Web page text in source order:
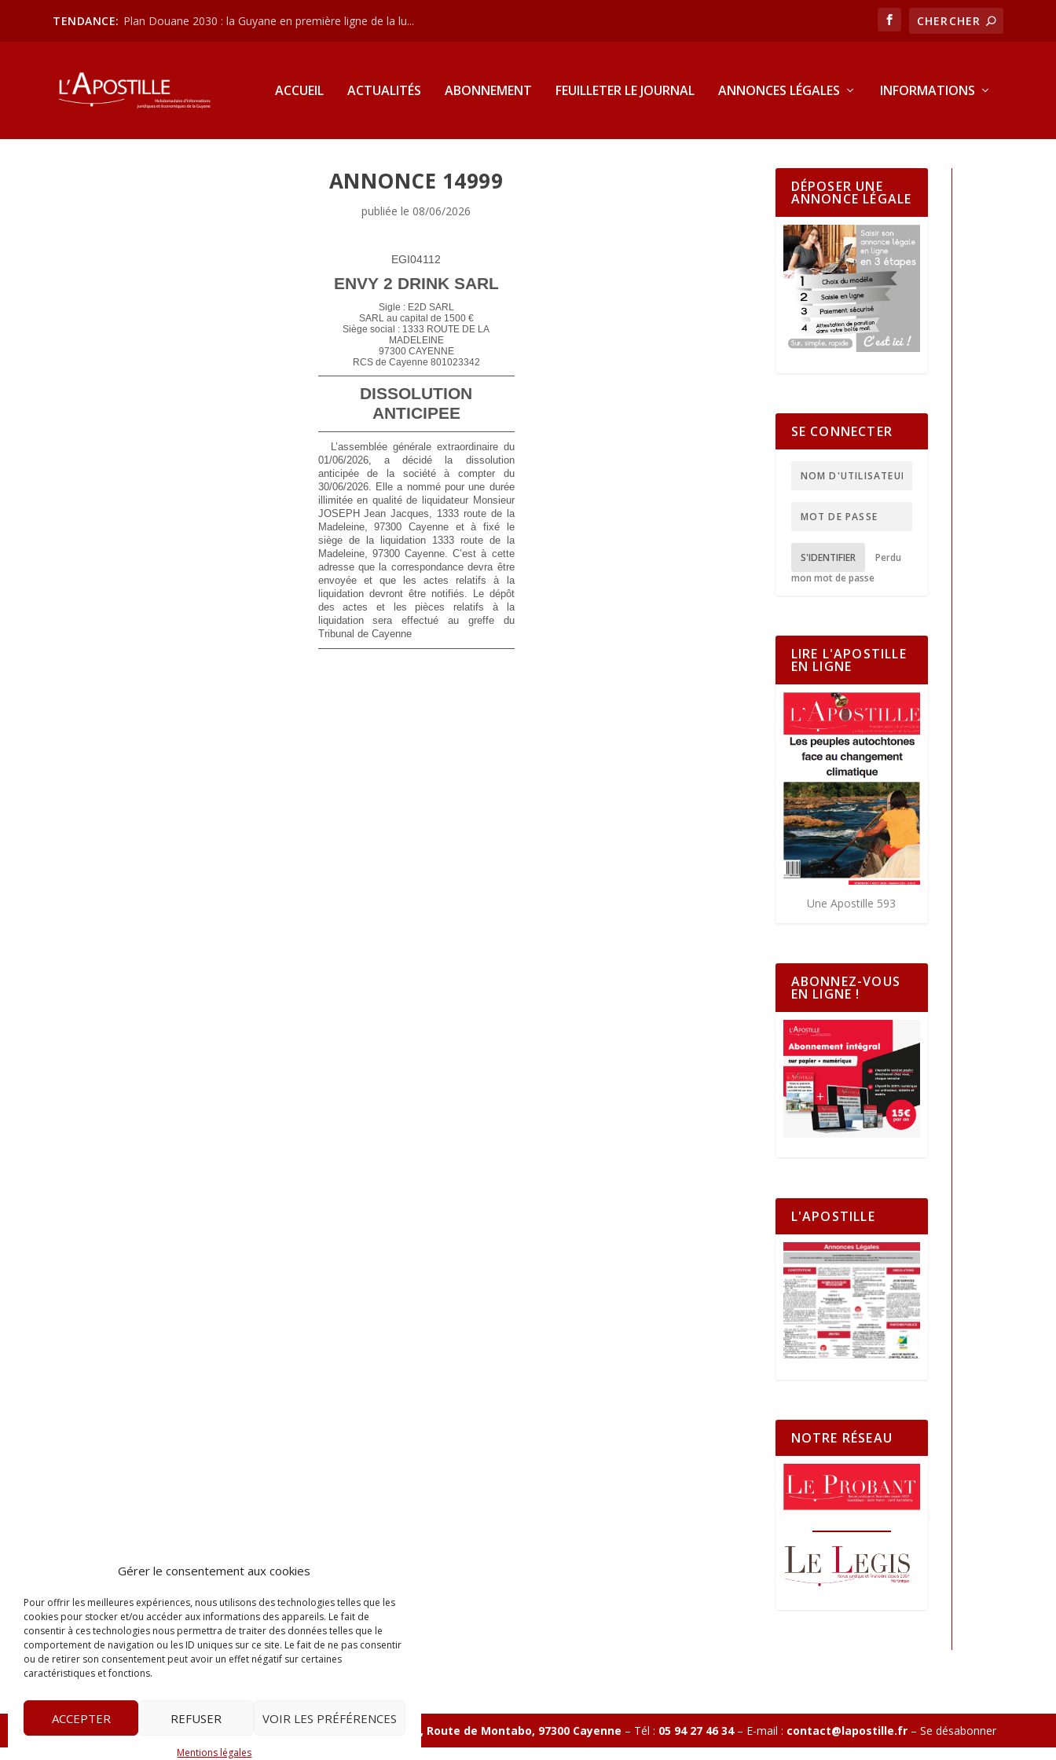
Gérer le consentement aux cookies
Pour offrir les meilleures expériences, nous utilisons des technologies telles que les
cookies pour stocker et/ou accéder aux informations des appareils. Le fait de
consentir à ces technologies nous permettra de traiter des données telles que le
comportement de navigation ou les ID uniques sur ce site. Le fait de ne pas consentir
ou de retirer son consentement peut avoir un effet négatif sur certaines
caractéristiques et fonctions.
ACCEPTER REFUSER VOIR LES PRÉFÉRENCES
Mentions légales
TENDANCE: Plan Douane 2030 : la Guyane en première ligne de la lu...
ACCUEIL ACTUALITÉS ABONNEMENT FEUILLETER LE JOURNAL ANNONCES LÉGALES INFORMATIONS
ANNONCE 14999
publiée le 08/06/2026
EGI04112
ENVY 2 DRINK SARL
Sigle : E2D SARL
SARL au capital de 1500 €
Siège social : 1333 ROUTE DE LA
MADELEINE
97300 CAYENNE
RCS de Cayenne 801023342
DISSOLUTION
ANTICIPEE
L’assemblée générale extraordinaire du
01/06/2026, a décidé la dissolution
anticipée de la société à compter du
30/06/2026. Elle a nommé pour une durée
illimitée en qualité de liquidateur Monsieur
JOSEPH Jean Jacques, 1333 route de la
Madeleine, 97300 Cayenne et à fixé le
siège de la liquidation 1333 route de la
Madeleine, 97300 Cayenne. C’est à cette
adresse que la correspondance devra être
envoyée et que les actes relatifs à la
liquidation devront être notifiés. Le dépôt
des actes et les pièces relatifs à la
liquidation sera effectué au greffe du
Tribunal de Cayenne
DÉPOSER UNE
ANNONCE LÉGALE
SE CONNECTER
S'IDENTIFIER
Perdu
mon mot de passe
LIRE L'APOSTILLE
EN LIGNE
Une Apostille 593
ABONNEZ-VOUS
EN LIGNE !
L'APOSTILLE
NOTRE RÉSEAU
L’apostille 1 Avenue Gustave Charlery, Route de Montabo, 97300 Cayenne – Tél : 05 94 27 46 34– E-mail : contact@lapostille.fr– Se désabonner